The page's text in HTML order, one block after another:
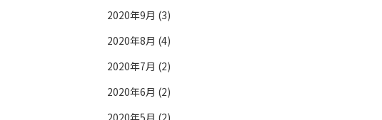
2020年9月 (3)
2020年8月 (4)
2020年7月 (2)
2020年6月 (2)
2020年5月 (2)